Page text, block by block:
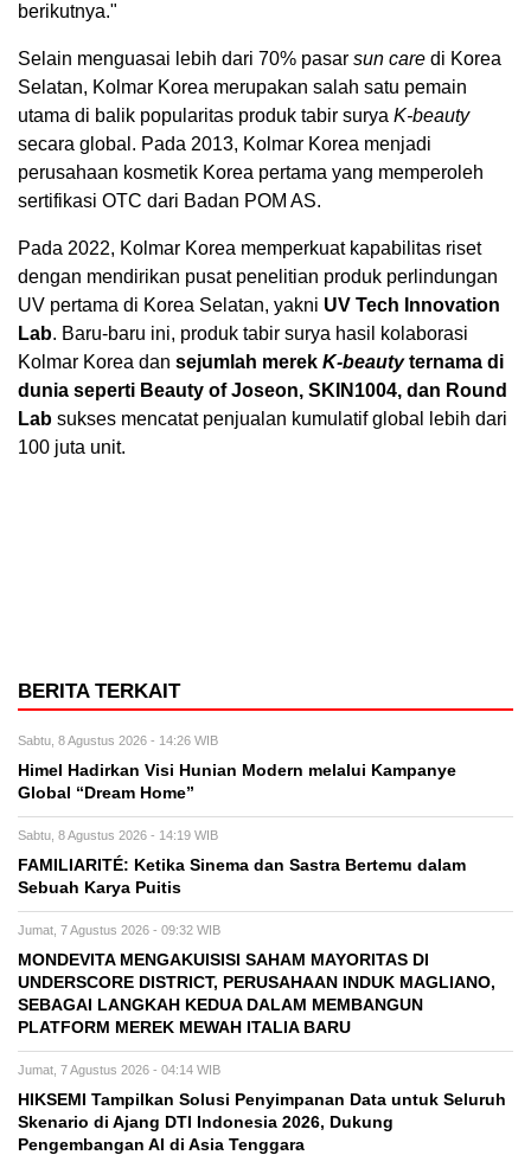
berikutnya."
Selain menguasai lebih dari 70% pasar sun care di Korea
Selatan, Kolmar Korea merupakan salah satu pemain
utama di balik popularitas produk tabir surya K-beauty
secara global. Pada 2013, Kolmar Korea menjadi
perusahaan kosmetik Korea pertama yang memperoleh
sertifikasi OTC dari Badan POM AS.
Pada 2022, Kolmar Korea memperkuat kapabilitas riset
dengan mendirikan pusat penelitian produk perlindungan
UV pertama di Korea Selatan, yakni UV Tech Innovation
Lab. Baru-baru ini, produk tabir surya hasil kolaborasi
Kolmar Korea dan sejumlah merek K-beautyternama di
dunia seperti Beauty of Joseon, SKIN1004, dan Round
Lab sukses mencatat penjualan kumulatif global lebih dari
100 juta unit.
BERITA TERKAIT
Sabtu, 8 Agustus 2026 - 14:26 WIB
Himel Hadirkan Visi Hunian Modern melalui Kampanye
Global “Dream Home”
Sabtu, 8 Agustus 2026 - 14:19 WIB
FAMILIARITÉ: Ketika Sinema dan Sastra Bertemu dalam
Sebuah Karya Puitis
Jumat, 7 Agustus 2026 - 09:32 WIB
MONDEVITA MENGAKUISISI SAHAM MAYORITAS DI
UNDERSCORE DISTRICT, PERUSAHAAN INDUK MAGLIANO,
SEBAGAI LANGKAH KEDUA DALAM MEMBANGUN
PLATFORM MEREK MEWAH ITALIA BARU
Jumat, 7 Agustus 2026 - 04:14 WIB
HIKSEMI Tampilkan Solusi Penyimpanan Data untuk Seluruh
Skenario di Ajang DTI Indonesia 2026, Dukung
Pengembangan AI di Asia Tenggara